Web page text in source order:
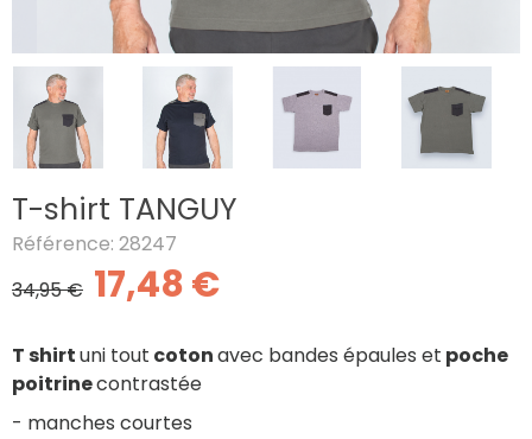
T-shirt TANGUY
Référence: 28247
34,95 € 17,48 €
T shirtuni tout cotonavec bandes épaules et poche
poitrinecontrastée
- manches courtes